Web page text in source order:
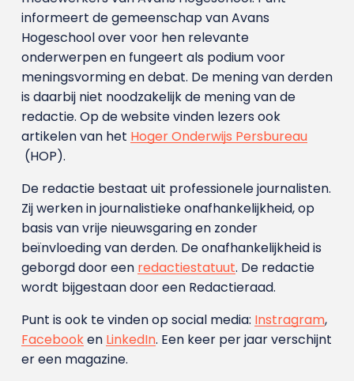
informeert de gemeenschap van Avans
Hogeschool over voor hen relevante
onderwerpen en fungeert als podium voor
meningsvorming en debat. De mening van derden
is daarbij niet noodzakelijk de mening van de
redactie. Op de website vinden lezers ook
artikelen van het Hoger Onderwijs Persbureau
(HOP).
De redactie bestaat uit professionele journalisten.
Zij werken in journalistieke onafhankelijkheid, op
basis van vrije nieuwsgaring en zonder
beïnvloeding van derden. De onafhankelijkheid is
geborgd door een redactiestatuut. De redactie
wordt bijgestaan door een Redactieraad.
Punt is ook te vinden op social media: Instragram,
Facebooken LinkedIn. Een keer per jaar verschijnt
er een magazine.